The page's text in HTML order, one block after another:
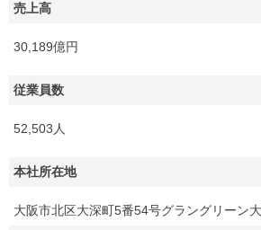
売上高
30,189億円
従業員数
52,503人
本社所在地
大阪市北区大深町5番54号グラングリーン